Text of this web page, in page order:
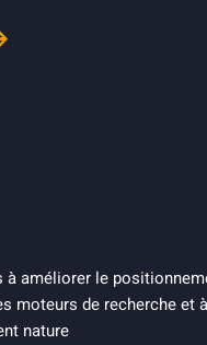
à améliorer le
moteurs de recherche et
nature